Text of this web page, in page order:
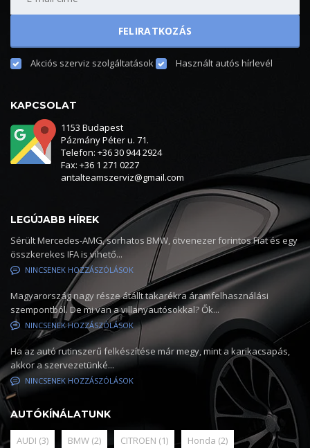
Akciós szerviz szolgáltatások Használt autós hírlevél
KAPCSOLAT
1153 Budapest
Pázmány Péter u. 71.
Telefon: +36 30 944 2924
Fax: +36 1 271 0227
antalteamszerviz@gmail.com
LEGÚJABB HÍREK
Sérült Mercedes-AMG, sorhatos BMW, ötvenezer forintos Fiat és egy
összkerekes IFA is vihető...
NINCSENEK HOZZÁSZÓLÁSOK
Magyarország nagy része átállt takarékra áramfelhasználási
szempontból. De mi van a villanyautósokkal? Ők...
NINCSENEK HOZZÁSZÓLÁSOK
Ha az autó rutinszerű felkészítése már megy, mint a karikacsapás,
akkor a szervezetünké...
NINCSENEK HOZZÁSZÓLÁSOK
AUTÓKÍNÁLATUNK
AUDI (3) BMW (2) CITROEN (1) Honda (2)